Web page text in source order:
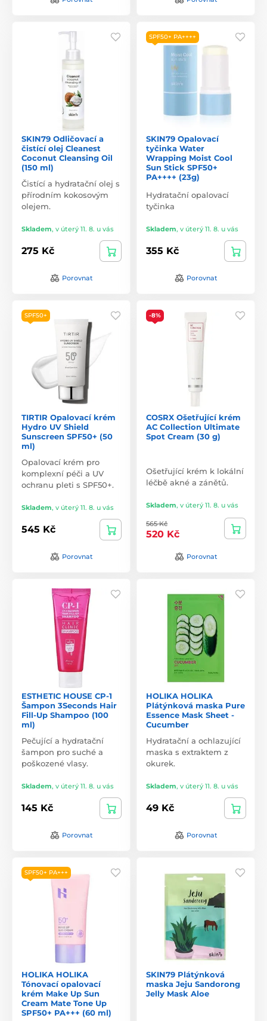
SKIN79 Odličovací a
čistící olej Cleanest
Coconut Cleansing Oil
(150 ml)
Čistící a hydratační olej s
přírodním kokosovým
olejem.
Skladem, v úterý 11. 8. u vás
275 Kč
Porovnat
SPF50+ PA++++
SKIN79 Opalovací
tyčinka Water
Wrapping Moist Cool
Sun Stick SPF50+
PA++++ (23g)
Hydratační opalovací
tyčinka
Skladem, v úterý 11. 8. u vás
355 Kč
Porovnat
SPF50+
TIRTIR Opalovací krém
Hydro UV Shield
Sunscreen SPF50+ (50
ml)
Opalovací krém pro
komplexní péči a UV
ochranu pleti s SPF50+.
Skladem, v úterý 11. 8. u vás
545 Kč
Porovnat
-8%
COSRX Ošetřující krém
AC Collection Ultimate
Spot Cream (30 g)
Ošetřující krém k lokální
léčbě akné a zánětů.
Skladem, v úterý 11. 8. u vás
565 Kč
520 Kč
Porovnat
ESTHETIC HOUSE CP-1
Šampon 3Seconds Hair
Fill-Up Shampoo (100
ml)
Pečující a hydratační
šampon pro suché a
poškozené vlasy.
Skladem, v úterý 11. 8. u vás
145 Kč
Porovnat
HOLIKA HOLIKA
Plátýnková maska Pure
Essence Mask Sheet -
Cucumber
Hydratační a ochlazující
maska s extraktem z
okurek.
Skladem, v úterý 11. 8. u vás
49 Kč
Porovnat
SPF50+ PA+++
HOLIKA HOLIKA
Tónovací opalovací
krém Make Up Sun
Cream Mate Tone Up
SPF50+ PA+++ (60 ml)
SKIN79 Plátýnková
maska Jeju Sandorong
Jelly Mask Aloe